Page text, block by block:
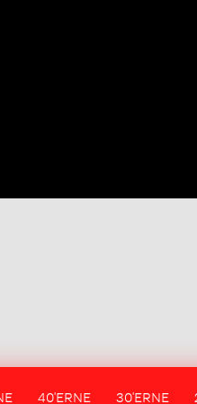
40'ERNE 30'ERNE